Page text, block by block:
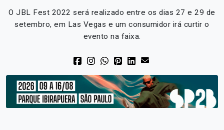
O JBL Fest 2022 será realizado entre os dias 27 e 29 de
setembro, em Las Vegas e um consumidor irá curtir o
evento na faixa.